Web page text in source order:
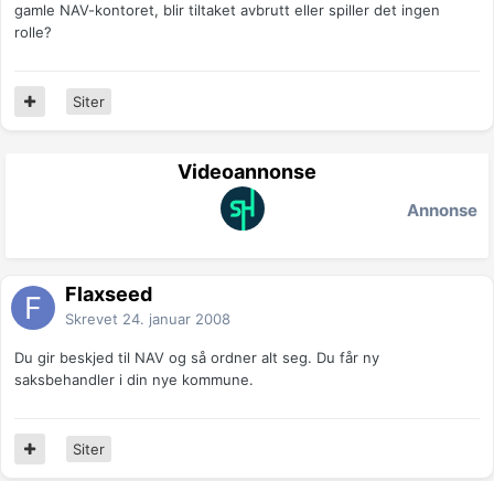
gamle NAV-kontoret, blir tiltaket avbrutt eller spiller det ingen
rolle?
Siter
Videoannonse
Annonse
Flaxseed
Skrevet 24. januar 2008
Du gir beskjed til NAV og så ordner alt seg. Du får ny
saksbehandler i din nye kommune.
Siter